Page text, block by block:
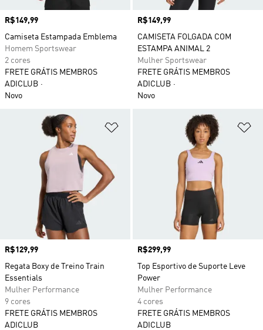
Preço
R$149,99
Camiseta Estampada Emblema
Homem Sportswear
2 cores
FRETE GRÁTIS MEMBROS
ADICLUB
Novo
Preço
R$149,99
CAMISETA FOLGADA COM
ESTAMPA ANIMAL 2
Mulher Sportswear
FRETE GRÁTIS MEMBROS
ADICLUB
Novo
Adicionar à Lista de Desejos
Preço
R$129,99
Regata Boxy de Treino Train
Essentials
Mulher Performance
9 cores
FRETE GRÁTIS MEMBROS
ADICLUB
Preço
R$299,99
Top Esportivo de Suporte Leve
Power
Mulher Performance
4 cores
FRETE GRÁTIS MEMBROS
ADICLUB